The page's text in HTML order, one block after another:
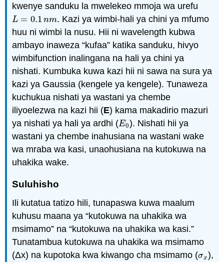
kwenye sanduku la mwelekeo mmoja wa urefu
L = 0.1 nm
L=0.1nm
. Kazi ya wimbi-hali ya chini ya mfumo
huu ni wimbi la nusu. Hii ni wavelength kubwa
ambayo inaweza “kufaa” katika sanduku, hivyo
wimbifunction inalingana na hali ya chini ya
nishati. Kumbuka kuwa kazi hii ni sawa na sura ya
kazi ya Gaussia (kengele ya kengele). Tunaweza
kuchukua nishati ya wastani ya chembe
iliyoelezwa na kazi hii (E) kama makadirio mazuri
ya nishati ya hali ya ardhi (E0
E0). Nishati hii ya
wastani ya chembe inahusiana na wastani wake
wa mraba wa kasi, unaohusiana na kutokuwa na
uhakika wake.
Suluhisho
Ili kutatua tatizo hili, tunapaswa kuwa maalum
kuhusu maana ya “kutokuwa na uhakika wa
msimamo” na “kutokuwa na uhakika wa kasi.”
Tunatambua kutokuwa na uhakika wa msimamo
(Δx) na kupotoka kwa kiwango cha msimamo (σx
σx),